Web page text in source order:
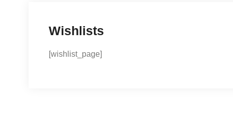
Wishlists
[wishlist_page]